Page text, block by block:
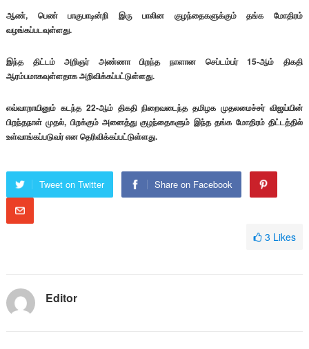
ஆண், பெண் பாகுபாடின்றி இரு பாலின குழந்தைகளுக்கும் தங்க மோதிரம்
வழங்கப்படவுள்ளது.
இந்த திட்டம் அறிஞர் அண்ணா பிறந்த நாளான செப்டம்பர் 15-ஆம் திகதி
ஆரம்பமாகவுள்ளதாக அறிவிக்கப்பட்டுள்ளது.
எவ்வாறாயினும் கடந்த 22-ஆம் திகதி நிறைவடைந்த தமிழக முதலமைச்சர் விஜய்யின்
பிறந்தநாள் முதல், பிறக்கும் அனைத்து குழந்தைகளும் இந்த தங்க மோதிரம் திட்டத்தில்
உள்வாங்கப்படுவர் என தெரிவிக்கப்பட்டுள்ளது.
Tweet on Twitter Share on Facebook
3 Likes
Editor